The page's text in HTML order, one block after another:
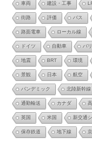
車両 建設・工事
街路 評価 バス
路面電車 ローカル線
ドイツ 自動車 バ
地震 BRT 環境
景観 日本 航空
パンデミック 北陸新幹線
通勤輸送 カナダ
英国 米国 新交通
保存鉄道 地下線